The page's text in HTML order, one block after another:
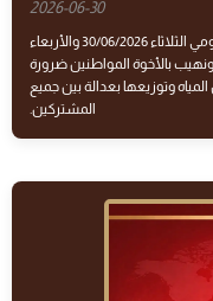
2026-06-30
تعلن بلدية الظاهرية عن برنامج ضخ المياه ليومي الثلاثاء 30/06/2026 والأربعاء
ونهيب بالأخوة المواطنين ضرورة
وتوزيعها بعدالة بين جميع
المشتركين.